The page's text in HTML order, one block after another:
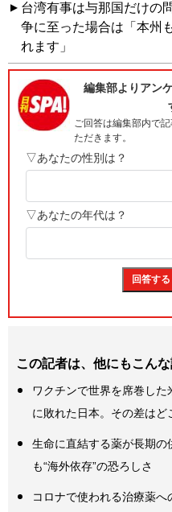
台湾有事は与那国だけの
争に至った場合は「本州
れます」
この記者は、他にもこん
ワクチンで世界を席巻し
に敗れた日本。その差はど
生命に直結する薬が長期の
も“海外依存”の恐ろしさ
コロナで使われる治療薬